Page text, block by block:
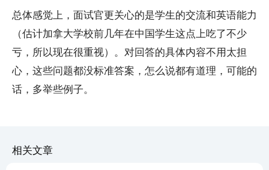
总体感觉上，面试官更关心的是学生的交流和英语能力
（估计加拿大学校前几年在中国学生这点上吃了不少
亏，所以现在很重视）。对回答的具体内容不用太担
心，这些问题都没标准答案，怎么说都有道理，可能的
话，多举些例子。
相关文章